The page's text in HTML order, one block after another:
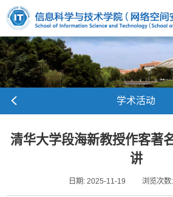
学术活动
清华大学段海新教授作客著
讲
日期: 2025-11-19 浏览次数: